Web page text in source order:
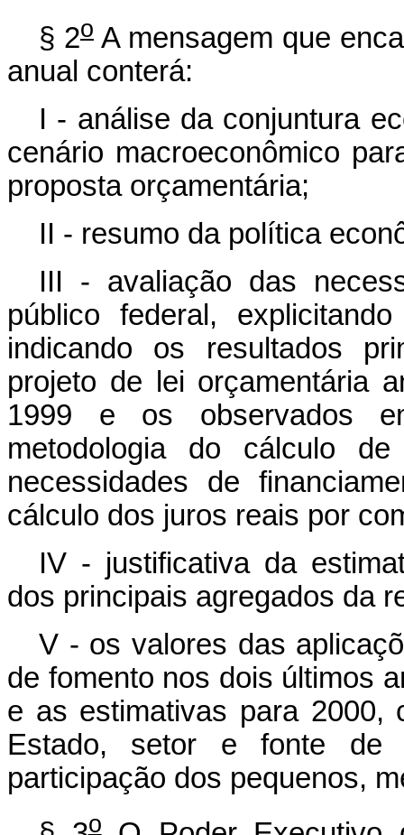
§ 2o A mensagem que
anual conterá:
I - análise da conjuntura
cenário macroeconômico
proposta orçamentária;
II - resumo da política
III - avaliação das
público federal,
indicando os resultados
projeto de lei orçamentária
1999 e os observados
metodologia do cálculo
necessidades de
cálculo dos juros reais por
IV - justificativa da
dos principais agregados da
V - os valores das
de fomento nos dois últimos
e as estimativas para 2000,
Estado, setor e fonte de
participação dos pequenos,
o